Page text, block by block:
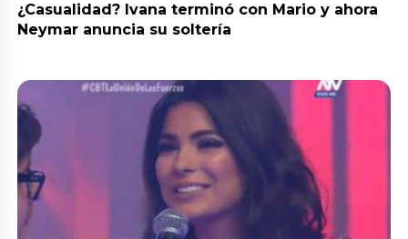
¿Casualidad? Ivana terminó con Mario y ahora
Neymar anuncia su soltería